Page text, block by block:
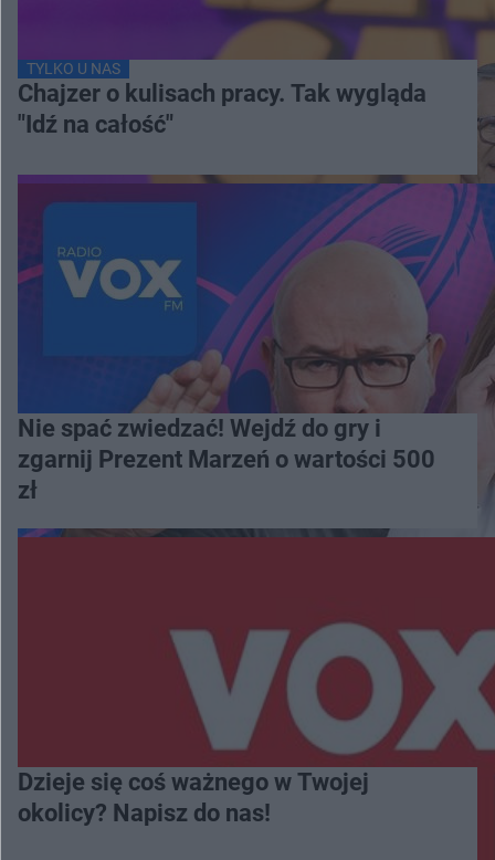
TYLKO U NAS
Chajzer o kulisach pracy. Tak wygląda
"Idź na całość"
Nie spać zwiedzać! Wejdź do gry i
zgarnij Prezent Marzeń o wartości 500
zł
Dzieje się coś ważnego w Twojej
okolicy? Napisz do nas!